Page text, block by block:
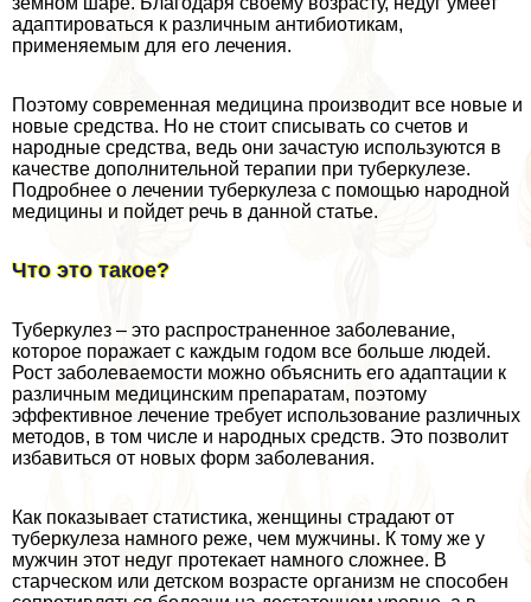
адаптироваться к различным антибиотикам,
применяемым для его лечения.
Поэтому современная медицина производит все новые и
новые средства. Но не стоит списывать со счетов и
народные средства, ведь они зачастую используются в
качестве дополнительной терапии при туберкулезе.
Подробнее о лечении туберкулеза с помощью народной
медицины и пойдет речь в данной статье.
Что это такое?
Туберкулез – это распространенное заболевание,
которое поражает с каждым годом все больше людей.
Рост заболеваемости можно объяснить его адаптации к
различным медицинским препаратам, поэтому
эффективное лечение требует использование различных
методов, в том числе и народных средств. Это позволит
избавиться от новых форм заболевания.
Как показывает статистика, женщины страдают от
туберкулеза намного реже, чем мужчины. К тому же у
мужчин этот недуг протекает намного сложнее. В
старческом или детском возрасте организм не способен